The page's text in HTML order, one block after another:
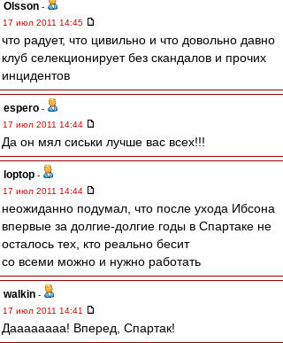
Olsson -
17 июл 2011 14:45
что радует, что цивильно и что довольно давно
клуб селекционирует без скандалов и прочих
инцидентов
espero -
17 июл 2011 14:44
Да он мял сиськи лучше вас всех!!!
loptop -
17 июл 2011 14:44
неожиданно подумал, что после ухода Ибсона
впервые за долгие-долгие годы в Спартаке не
осталось тех, кто реально бесит
со всеми можно и нужно работать
walkin -
17 июл 2011 14:41
Даааааааа! Вперед, Спартак!